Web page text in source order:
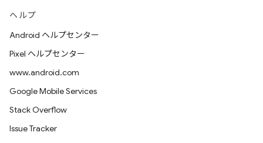
ヘルプ
Android ヘルプセンター
Pixel ヘルプセンター
www.android.com
Google Mobile Services
Stack Overflow
Issue Tracker